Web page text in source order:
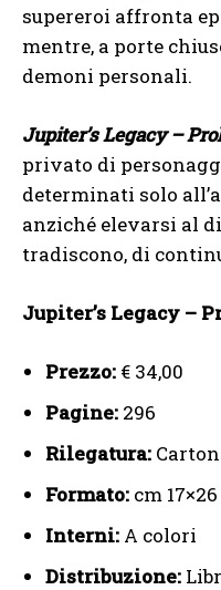
supereroi affronta
mentre, a porte
demoni personali.
Jupiter’s Legacy –
privato di
determinati solo
anziché elevarsi al
tradiscono, di
Jupiter’s Legacy –
Prezzo: € 34,00
Pagine: 296
Rilegatura:
Formato: cm 17×26
Interni: A colori
Distribuzione: